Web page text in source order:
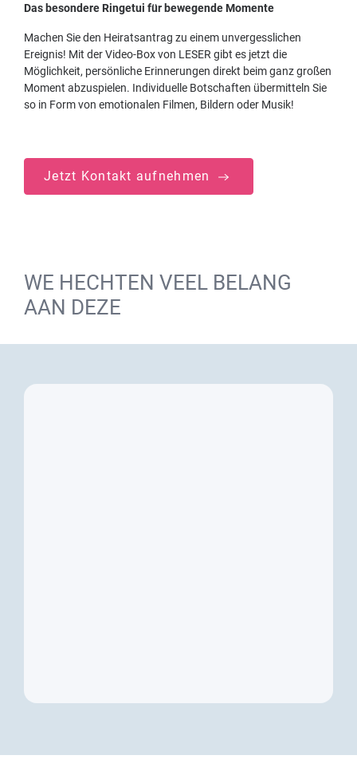
Das besondere Ringetui für bewegende Momente
Machen Sie den Heiratsantrag zu einem unvergesslichen
Ereignis! Mit der Video-Box von L ESER gibt es jetzt die
Möglichkeit, persönliche Erinnerungen direkt beim ganz großen
Moment abzuspielen. Individuelle Botschaften übermitteln Sie
so in Form von emotionalen Filmen, Bildern oder Musik!
Jetzt Kontakt aufnehmen
WE HECHTEN VEEL BELANG
AAN DEZE